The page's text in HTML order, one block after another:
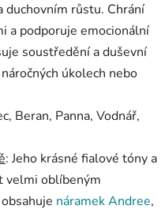
duchovním růstu. Chrání
a podporuje emocionální
soustředění a duševní
úkolech nebo
Beran, Panna, Vodnář,
: Jeho krásné fialové tóny a
velmi oblíbeným
náramek Andree,